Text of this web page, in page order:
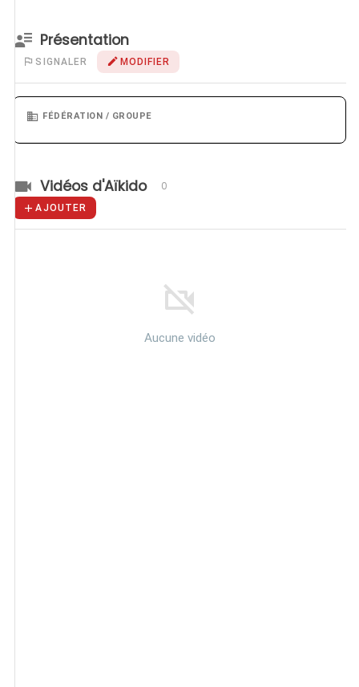
Présentation
SIGNALER MODIFIER
FÉDÉRATION / GROUPE
Vidéos d'Aïkido 0
AJOUTER
Aucune vidéo